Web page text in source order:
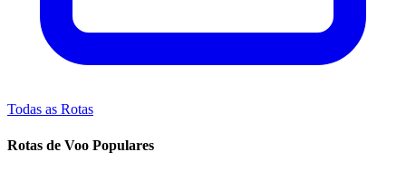
Todas as Rotas
Rotas de Voo Populares